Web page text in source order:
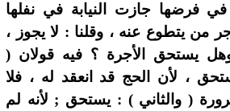
في فرضها جازت النيابة في نفلها
من يتطوع عنه ، وقلنا : لا يجوز ،
يستحق الأجرة ؟ فيه قولان (
، لأن الحج قد انعقد له ، فلا
( والثاني ) : يستحق ; لأنه لم